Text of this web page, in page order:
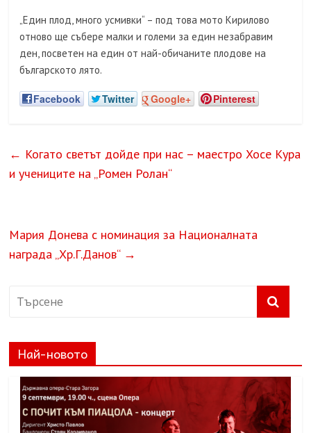
„Един плод, много усмивки“ – под това мото Кирилово
отново ще събере малки и големи за един незабравим
ден, посветен на един от най-обичаните плодове на
българското лято.
Facebook Twitter Google+ Pinterest
← Когато светът дойде при нас – маестро Хосе Кура
и учениците на „Ромен Ролан“
Мария Донева с номинация за Националната
награда „Хр.Г.Данов“ →
Най-новото